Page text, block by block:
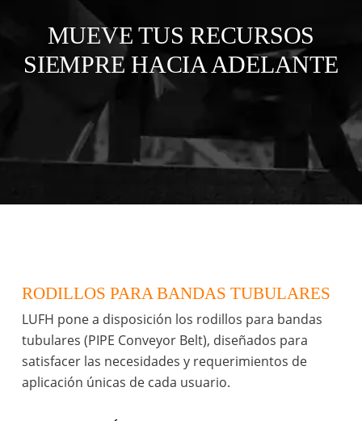
MUEVE TUS RECURSOS
SIEMPRE HACIA ADELANTE
RODILLOS PARA BANDAS TUBULARES
LUFH pone a disposición los rodillos para bandas
tubulares (PIPE Conveyor Belt), diseñados para
satisfacer las necesidades y requerimientos de
aplicación únicas de cada usuario.